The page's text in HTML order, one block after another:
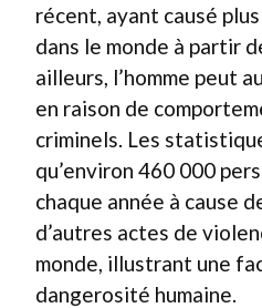
récent, ayant causé
dans le monde à partir
ailleurs, l’homme peut
en raison de
criminels. Les
qu’environ 460 000
chaque année à cause
d’autres actes de
monde, illustrant une
dangerosité humaine.